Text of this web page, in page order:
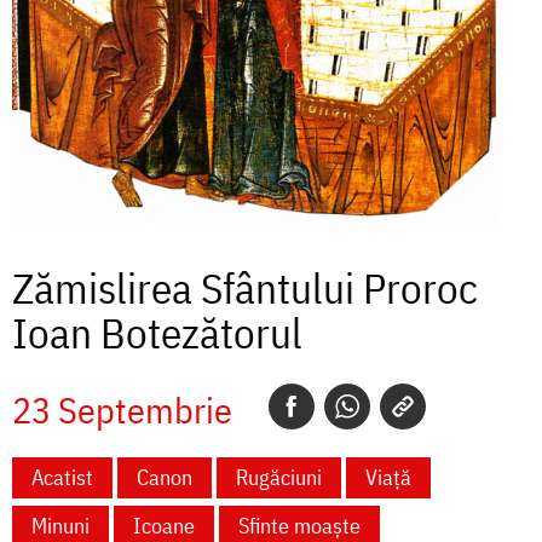
Zămislirea Sfântului Proroc
Ioan Botezătorul
23 Septembrie
Acatist Canon Rugăciuni
Viață
Minuni
Icoane Sfinte moaște